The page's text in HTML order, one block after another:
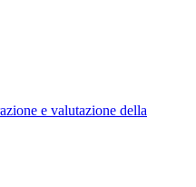
e valutazione della